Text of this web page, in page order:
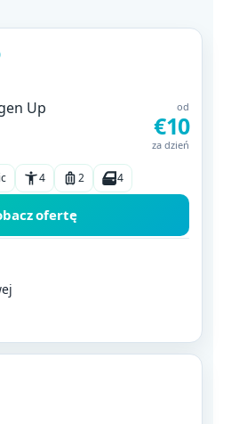
od
€10
za dzień
4 2 4
ofertę